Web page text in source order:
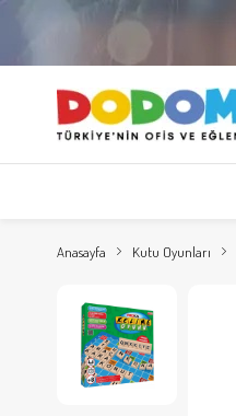
Anasayfa Kutu Oyunları